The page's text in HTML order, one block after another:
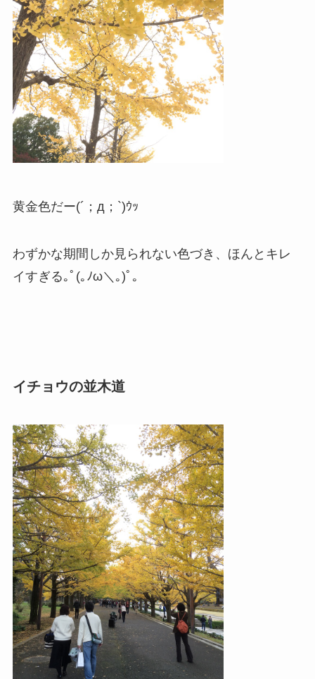
黄金色だー(´；д；`)ｳｯ
わずかな期間しか見られない色づき、ほんとキレ
イすぎる｡ﾟ(｡ﾉω＼｡)ﾟ｡
イチョウの並木道